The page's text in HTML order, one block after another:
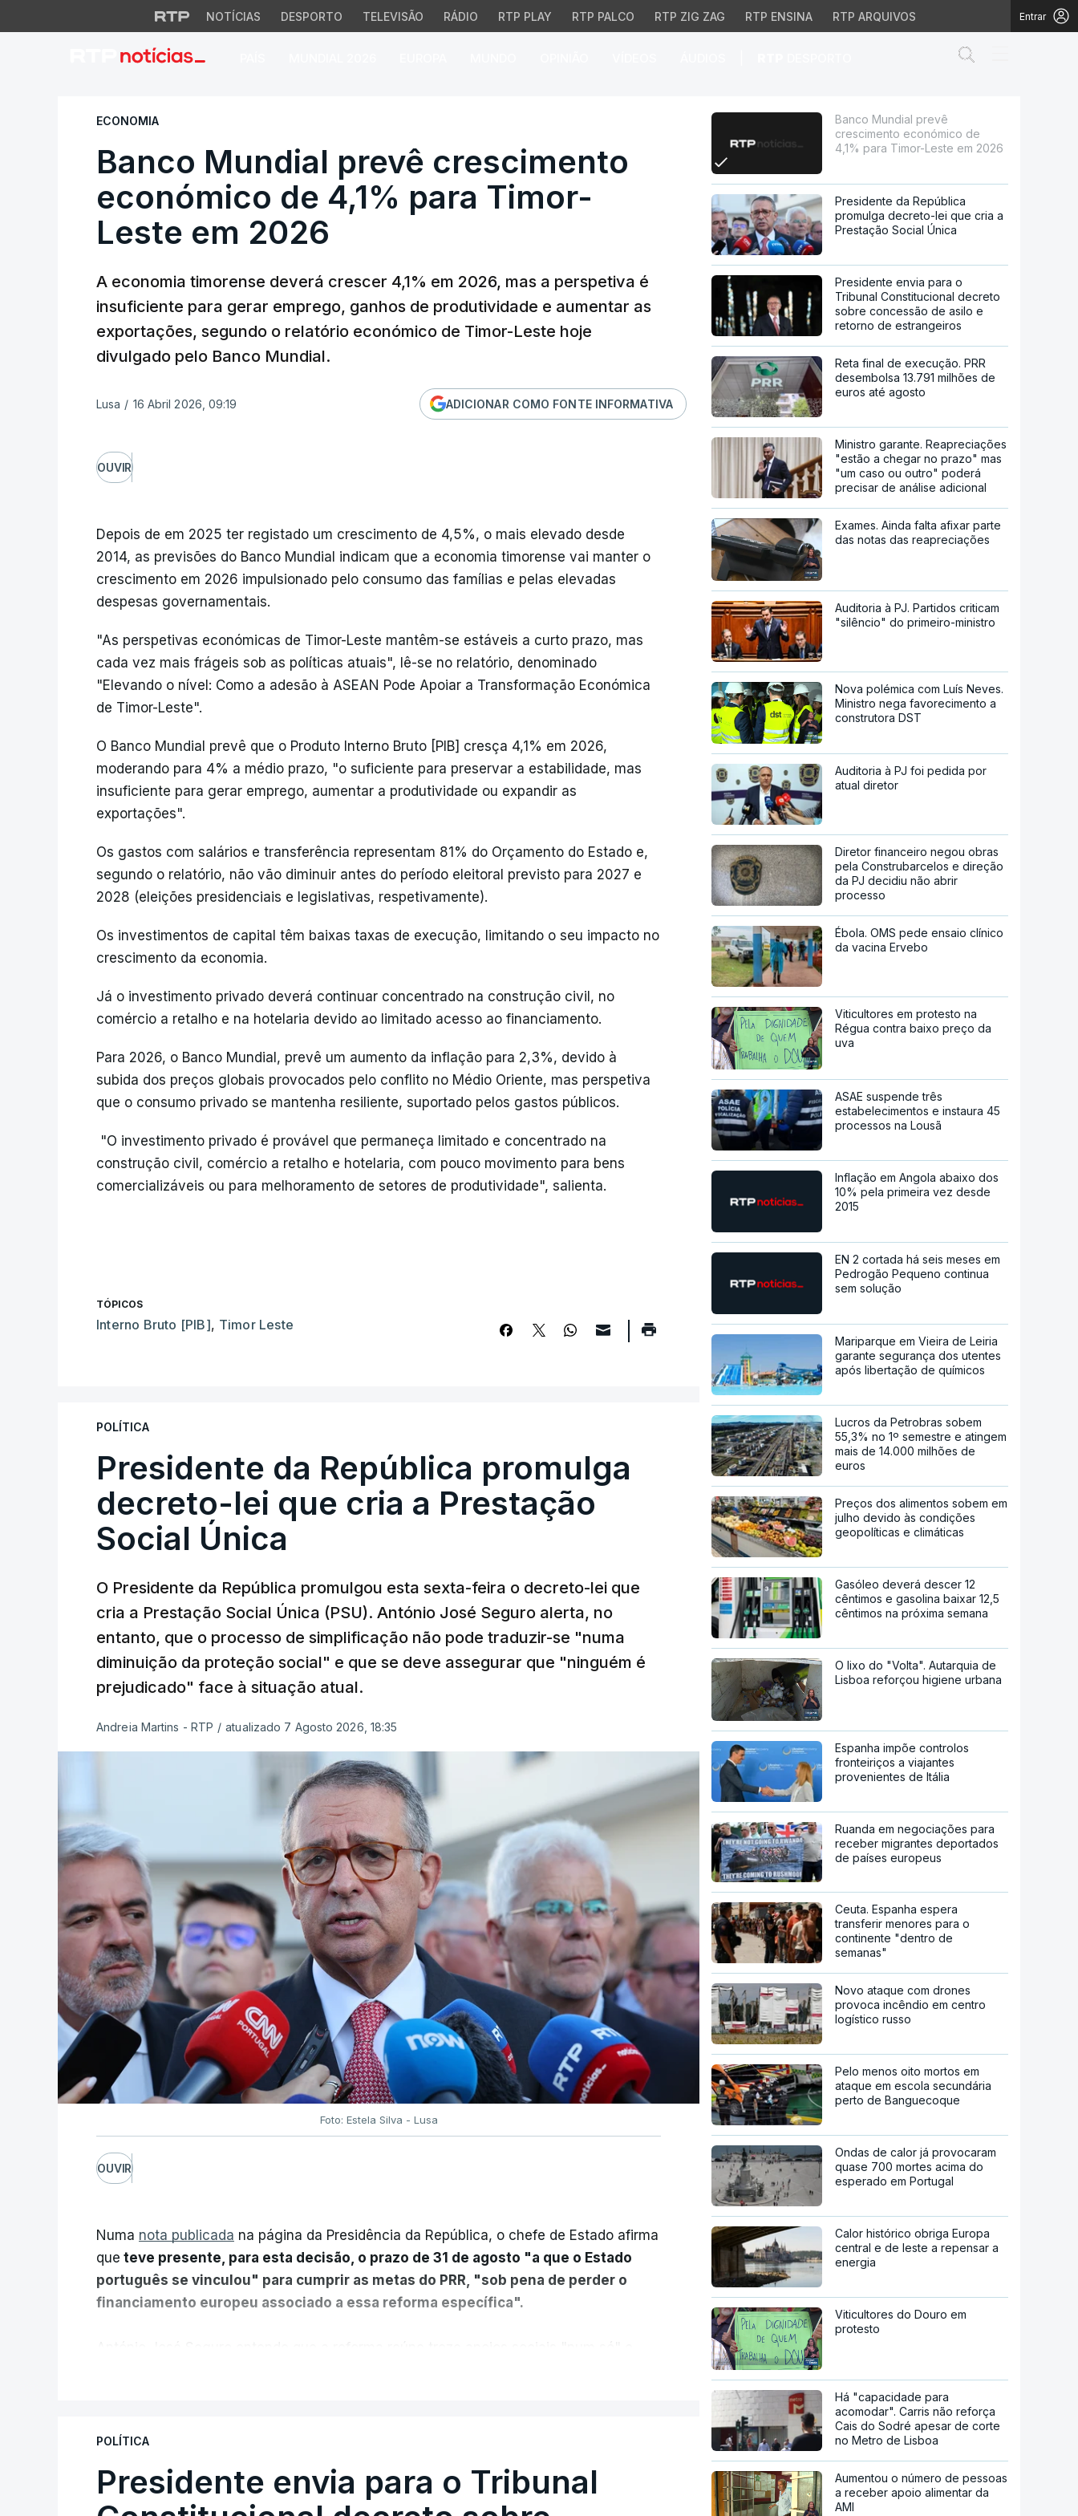
NOTÍCIAS DESPORTO TELEVISÃO RÁDIO RTP PLAY RTP PALCO RTP ZIG ZAG RTP ENSINA RTP ARQUIVOS Entrar
Banco Mundial prevê crescimento económico de 4,1% para
ECONOMIA
Banco Mundial prevê crescimento
económico de 4,1% para Timor-
Leste em 2026
A economia timorense deverá crescer 4,1% em 2026, mas a perspetiva é
insuficiente para gerar emprego, ganhos de produtividade e aumentar as
exportações, segundo o relatório económico de Timor-Leste hoje
divulgado pelo Banco Mundial.
Lusa / 16 Abril 2026, 09:19 ADICIONAR COMO FONTE INFORMATIVA
OUVIR
Depois de em 2025 ter registado um crescimento de 4,5%, o mais elevado desde
2014, as previsões do Banco Mundial indicam que a economia timorense vai manter o
crescimento em 2026 impulsionado pelo consumo das famílias e pelas elevadas
despesas governamentais.
"As perspetivas económicas de Timor-Leste mantêm-se estáveis a curto prazo, mas
cada vez mais frágeis sob as políticas atuais", lê-se no relatório, denominado
"Elevando o nível: Como a adesão à ASEAN Pode Apoiar a Transformação Económica
de Timor-Leste".
O Banco Mundial prevê que o Produto Interno Bruto [PIB] cresça 4,1% em 2026,
moderando para 4% a médio prazo, "o suficiente para preservar a estabilidade, mas
insuficiente para gerar emprego, aumentar a produtividade ou expandir as
exportações".
Os gastos com salários e transferência representam 81% do Orçamento do Estado e,
segundo o relatório, não vão diminuir antes do período eleitoral previsto para 2027 e
2028 (eleições presidenciais e legislativas, respetivamente).
Os investimentos de capital têm baixas taxas de execução, limitando o seu impacto no
crescimento da economia.
Já o investimento privado deverá continuar concentrado na construção civil, no
comércio a retalho e na hotelaria devido ao limitado acesso ao financiamento.
Para 2026, o Banco Mundial, prevê um aumento da inflação para 2,3%, devido à
subida dos preços globais provocados pelo conflito no Médio Oriente, mas perspetiva
que o consumo privado se mantenha resiliente, suportado pelos gastos públicos.
"O investimento privado é provável que permaneça limitado e concentrado na
construção civil, comércio a retalho e hotelaria, com pouco movimento para bens
comercializáveis ou para melhoramento de setores de produtividade", salienta.
TÓPICOS
Interno Bruto [PIB], Timor Leste
POLÍTICA
Presidente da República promulga
decreto-lei que cria a Prestação
Social Única
O Presidente da República promulgou esta sexta-feira o decreto-lei que
cria a Prestação Social Única (PSU). António José Seguro alerta, no
entanto, que o processo de simplificação não pode traduzir-se "numa
diminuição da proteção social" e que se deve assegurar que "ninguém é
prejudicado" face à situação atual.
Andreia Martins - RTP / atualizado 7 Agosto 2026, 18:35
Foto: Estela Silva - Lusa
OUVIR
Numa nota publicada na página da Presidência da República, o chefe de Estado afirma
que teve presente, para esta decisão, o prazo de 31 de agosto "a que o Estado
português se vinculou" para cumprir as metas do PRR, "sob pena de perder o
financiamento europeu associado a essa reforma específica".
os apoios chegam a quem mais necessita, estaremos a dar um passo na direção
POLÍTICA
Presidente envia para o Tribunal
Banco Mundial prevê
crescimento económico de
4,1% para Timor-Leste em 2026
Presidente da República
promulga decreto-lei que cria a
Prestação Social Única
Presidente envia para o
Tribunal Constitucional decreto
sobre concessão de asilo e
retorno de estrangeiros
Reta final de execução. PRR
desembolsa 13.791 milhões de
euros até agosto
Ministro garante. Reapreciações
"estão a chegar no prazo" mas
"um caso ou outro" poderá
precisar de análise adicional
Exames. Ainda falta afixar parte
das notas das reapreciações
Auditoria à PJ. Partidos criticam
"silêncio" do primeiro-ministro
Nova polémica com Luís Neves.
Ministro nega favorecimento a
construtora DST
Auditoria à PJ foi pedida por
atual diretor
Diretor financeiro negou obras
pela Construbarcelos e direção
da PJ decidiu não abrir
processo
Ébola. OMS pede ensaio clínico
da vacina Ervebo
Viticultores em protesto na
Régua contra baixo preço da
uva
ASAE suspende três
estabelecimentos e instaura 45
processos na Lousã
Inflação em Angola abaixo dos
10% pela primeira vez desde
2015
EN 2 cortada há seis meses em
Pedrogão Pequeno continua
sem solução
Mariparque em Vieira de Leiria
garante segurança dos utentes
após libertação de químicos
Lucros da Petrobras sobem
55,3% no 1º semestre e atingem
mais de 14.000 milhões de
euros
Preços dos alimentos sobem em
julho devido às condições
geopolíticas e climáticas
Gasóleo deverá descer 12
cêntimos e gasolina baixar 12,5
cêntimos na próxima semana
O lixo do "Volta". Autarquia de
Lisboa reforçou higiene urbana
Espanha impõe controlos
fronteiriços a viajantes
provenientes de Itália
Ruanda em negociações para
receber migrantes deportados
de países europeus
Ceuta. Espanha espera
transferir menores para o
continente "dentro de
semanas"
Novo ataque com drones
provoca incêndio em centro
logístico russo
Pelo menos oito mortos em
ataque em escola secundária
perto de Banguecoque
Ondas de calor já provocaram
quase 700 mortes acima do
esperado em Portugal
Calor histórico obriga Europa
central e de leste a repensar a
energia
Viticultores do Douro em
protesto
Há "capacidade para
acomodar". Carris não reforça
Cais do Sodré apesar de corte
no Metro de Lisboa
Aumentou o número de pessoas
a receber apoio alimentar da
AMI